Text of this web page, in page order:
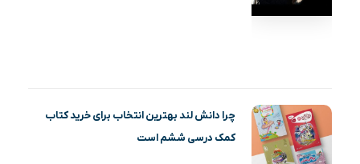
چرا دانش لند بهترین انتخاب برای خرید کتاب
کمک درسی ششم است